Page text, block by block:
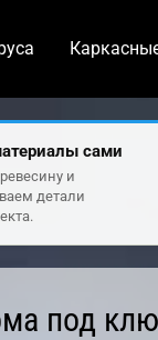
сами
и
детали
под